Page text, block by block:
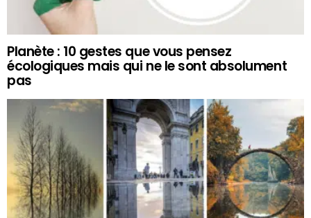
Planète : 10 gestes que vous pensez
écologiques mais qui ne le sont absolument
pas